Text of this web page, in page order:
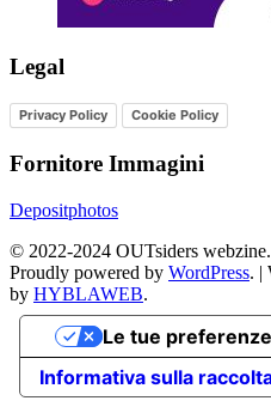
Legal
Privacy Policy Cookie Policy
Fornitore Immagini
Depositphotos
© 2022-2024 OUTsiders
Proudly powered by WordPress. |
by HYBLAWEB.
Informativa sulla
Le tue